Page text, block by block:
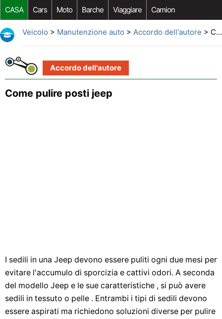
CASA Cars Moto Barche Viaggiare Camion
Riparazione Auto Acquisto Auto Car Opzioni Aftermarket
Veicolo > Manutenzione auto > Accordo dell'autore > Come pulire posti jeep
Accordo dell'autore
Come pulire posti jeep
I sedili in una Jeep devono essere puliti ogni due mesi per
evitare l'accumulo di sporcizia e cattivi odori. A seconda
del modello Jeep e le sue caratteristiche , si può avere
sedili in tessuto o pelle . Entrambi i tipi di sedili devono
essere aspirati ma richiedono soluzioni diverse per pulire